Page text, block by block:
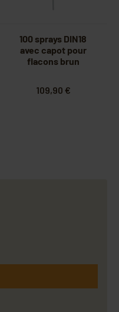
100 sprays DIN18
avec capot pour
flacons brun
109,90 €